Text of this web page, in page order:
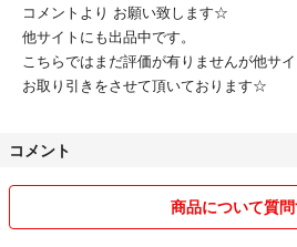
コメントより お願い致します☆
他サイトにも出品中です。
こちらではまだ評価が有りませんが他サ
お取り引きをさせて頂いております☆
コメント
商品について質